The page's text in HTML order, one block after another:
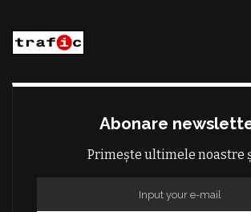
Abonare
Primește ultimele noastre